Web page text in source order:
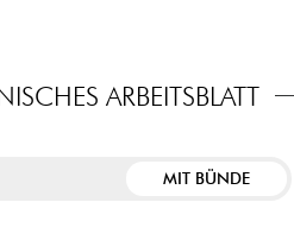
ARBEITSBLATT
MIT BÜNDE